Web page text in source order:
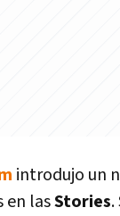
introdujo un
en lasStories